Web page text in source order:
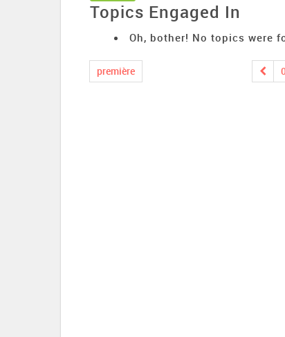
Topics Engaged In
Oh, bother! No topics were
première